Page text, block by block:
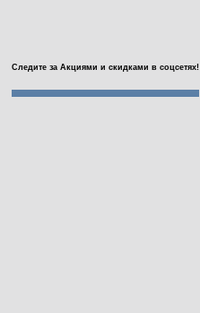
Следите за Акциями и скидками в соцсетях!